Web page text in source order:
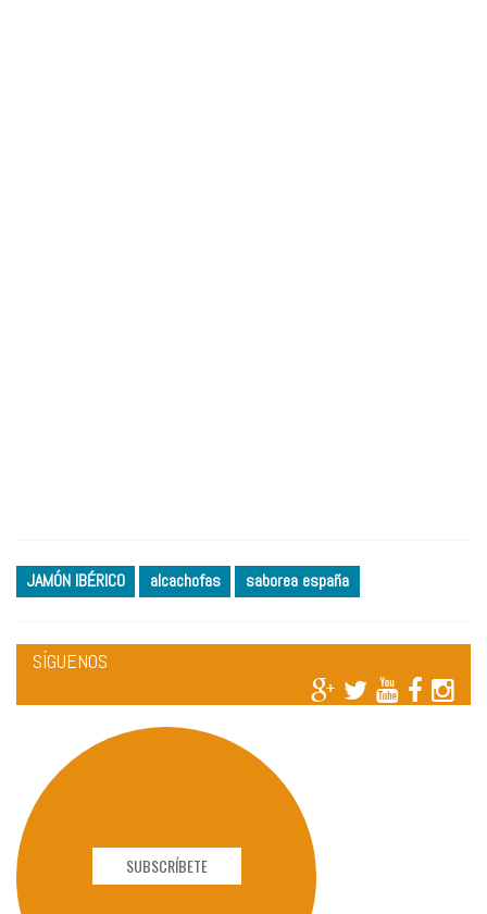
JAMÓN IBÉRICO alcachofas saborea españa
SÍGUENOS
SUBSCRÍBETE